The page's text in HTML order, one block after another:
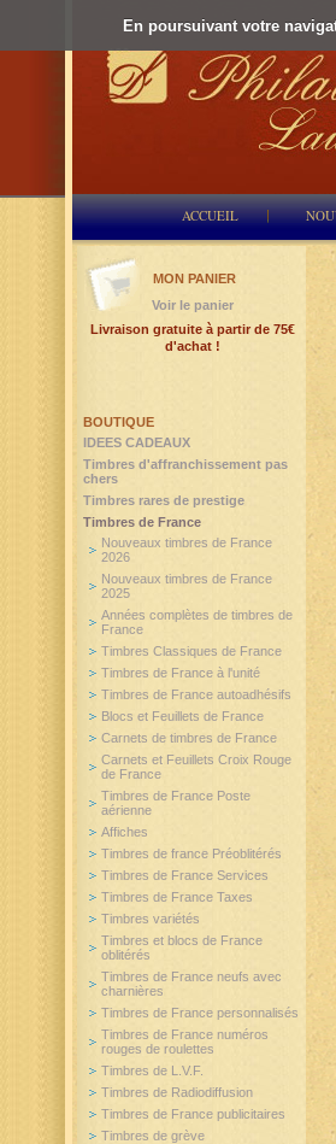
En poursuivant votre
ACCUEIL
BOUTIQUE
IDEES CADEAUX
Timbres d'affranchissement pas
chers
Timbres rares de prestige
Timbres de France
Nouveaux timbres de France
2026
Nouveaux timbres de France
2025
Années complètes de timbres de
France
Timbres Classiques de France
Timbres de France à l'unité
Timbres de France autoadhésifs
Blocs et Feuillets de France
Carnets de timbres de France
Carnets et Feuillets Croix Rouge
de France
Timbres de France Poste
aérienne
Affiches
Timbres de france Préoblitérés
Timbres de France Services
Timbres de France Taxes
Timbres variétés
Timbres et blocs de France
oblitérés
Timbres de France neufs avec
charnières
Timbres de France personnalisés
Timbres de France numéros
rouges de roulettes
Timbres de L.V.F.
Timbres de Radiodiffusion
Timbres de France publicitaires
Timbres de grève
MON PANIER
Voir le panier
Livraison gratuite à partir de 75€
d'achat !